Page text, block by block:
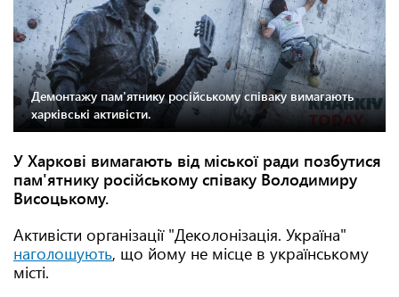
Демонтажу пам'ятнику російському співаку вимагають
харківські активісти.
У Харкові вимагають від міської ради позбутися
пам'ятнику російському співаку Володимиру
Висоцькому.
Активісти організації "Деколонізація. Україна"
наголошують, що йому не місце в українському
місті.